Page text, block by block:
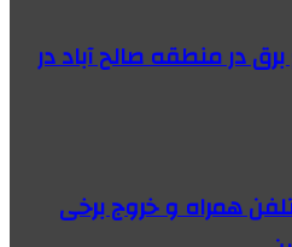
در منطقه صالح آباد در
همراه و خروج برخی